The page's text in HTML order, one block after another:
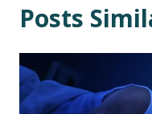
Posts